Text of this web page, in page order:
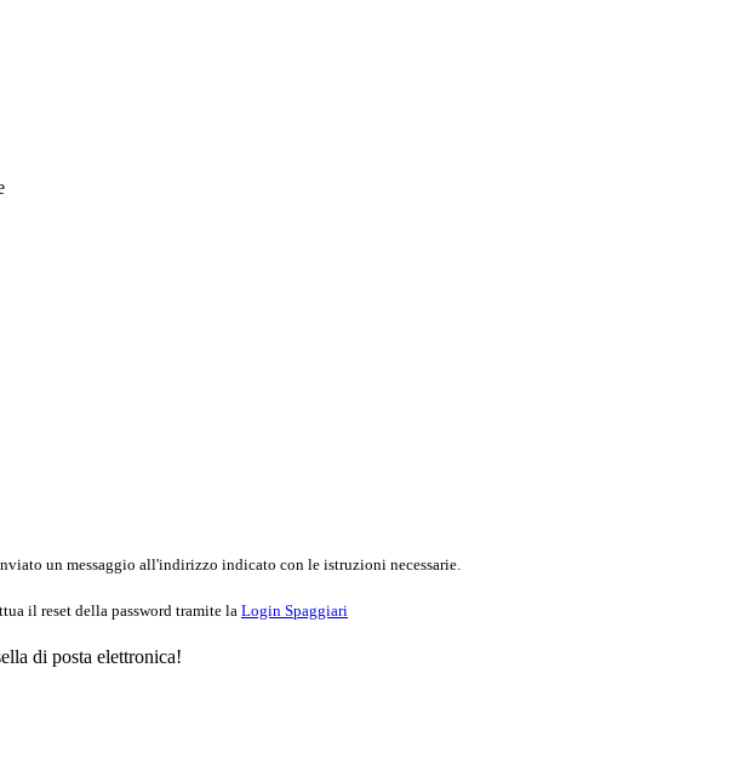
un messaggio all'indirizzo indicato con le istruzioni necessarie.
il reset della password tramite la Login Spaggiari
di posta elettronica!